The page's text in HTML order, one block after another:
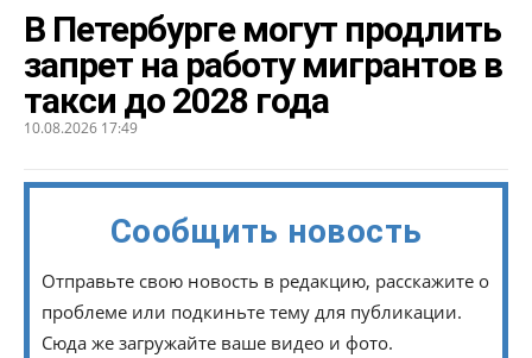
В Петербурге могут продлить
запрет на работу мигрантов в
такси до 2028 года
10.08.2026 17:49
Сообщить новость
Отправьте свою новость в редакцию, расскажите о
проблеме или подкиньте тему для публикации.
Сюда же загружайте ваше видео и фото.